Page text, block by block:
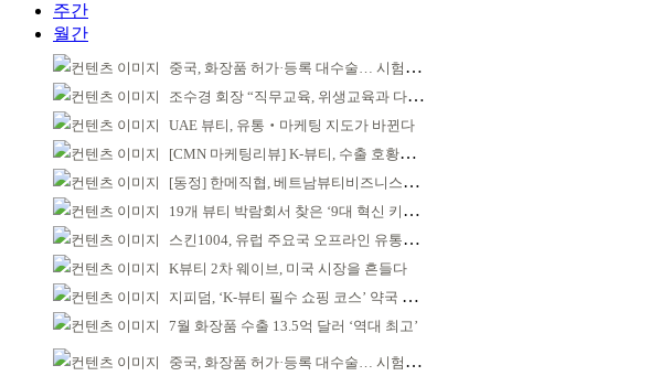
주간
월간
중국, 화장품 허가·등록 대수술… 시험자료 공용 허용
조수경 회장 “직무교육, 위생교육과 다르다”
UAE 뷰티, 유통‧마케팅 지도가 바뀐다
[CMN 마케팅리뷰] K-뷰티, 수출 호황이 본격적인 외연 확장 견인
[동정] 한메직협, 베트남뷰티비즈니스협회와 MOU
19개 뷰티 박람회서 찾은 ‘9대 혁신 키워드’
스킨1004, 유럽 주요국 오프라인 유통망 확대
K뷰티 2차 웨이브, 미국 시장을 흔들다
지피덤, ‘K-뷰티 필수 쇼핑 코스’ 약국 공략
7월 화장품 수출 13.5억 달러 ‘역대 최고’
중국, 화장품 허가·등록 대수술… 시험자료 공용 허용